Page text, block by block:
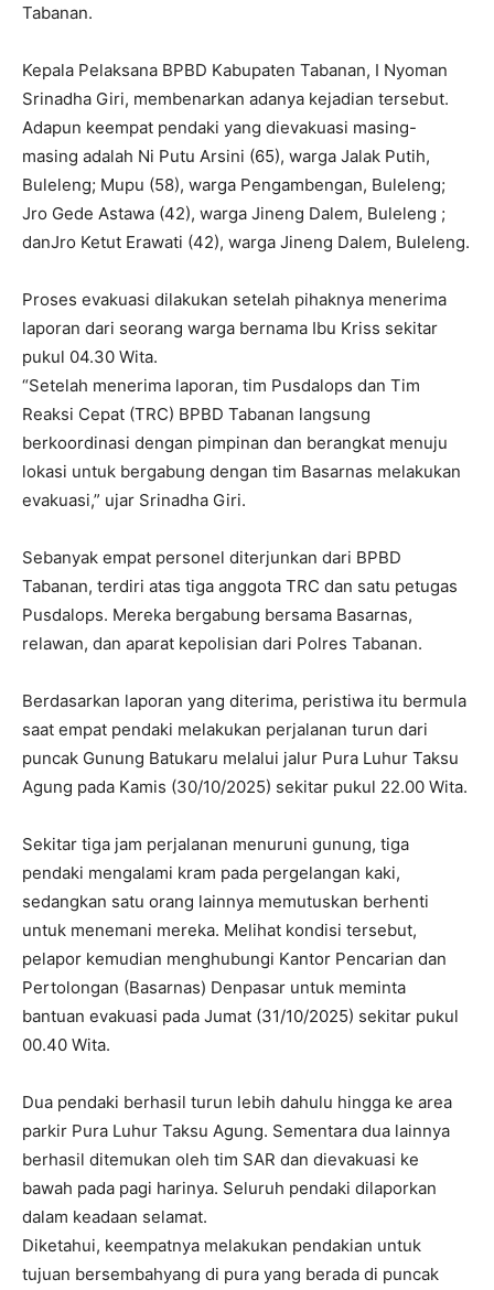
Tabanan.
Kepala Pelaksana BPBD Kabupaten Tabanan, I Nyoman
Srinadha Giri, membenarkan adanya kejadian tersebut.
Adapun keempat pendaki yang dievakuasi masing-
masing adalah Ni Putu Arsini (65), warga Jalak Putih,
Buleleng; Mupu (58), warga Pengambengan, Buleleng;
Jro Gede Astawa (42), warga Jineng Dalem, Buleleng ;
danJro Ketut Erawati (42), warga Jineng Dalem, Buleleng.
Proses evakuasi dilakukan setelah pihaknya menerima
laporan dari seorang warga bernama Ibu Kriss sekitar
pukul 04.30 Wita.
“Setelah menerima laporan, tim Pusdalops dan Tim
Reaksi Cepat (TRC) BPBD Tabanan langsung
berkoordinasi dengan pimpinan dan berangkat menuju
lokasi untuk bergabung dengan tim Basarnas melakukan
evakuasi,” ujar Srinadha Giri.
Sebanyak empat personel diterjunkan dari BPBD
Tabanan, terdiri atas tiga anggota TRC dan satu petugas
Pusdalops. Mereka bergabung bersama Basarnas,
relawan, dan aparat kepolisian dari Polres Tabanan.
Berdasarkan laporan yang diterima, peristiwa itu bermula
saat empat pendaki melakukan perjalanan turun dari
puncak Gunung Batukaru melalui jalur Pura Luhur Taksu
Agung pada Kamis (30/10/2025) sekitar pukul 22.00 Wita.
Sekitar tiga jam perjalanan menuruni gunung, tiga
pendaki mengalami kram pada pergelangan kaki,
sedangkan satu orang lainnya memutuskan berhenti
untuk menemani mereka. Melihat kondisi tersebut,
pelapor kemudian menghubungi Kantor Pencarian dan
Pertolongan (Basarnas) Denpasar untuk meminta
bantuan evakuasi pada Jumat (31/10/2025) sekitar pukul
00.40 Wita.
Dua pendaki berhasil turun lebih dahulu hingga ke area
parkir Pura Luhur Taksu Agung. Sementara dua lainnya
berhasil ditemukan oleh tim SAR dan dievakuasi ke
bawah pada pagi harinya. Seluruh pendaki dilaporkan
dalam keadaan selamat.
Diketahui, keempatnya melakukan pendakian untuk
tujuan bersembahyang di pura yang berada di puncak